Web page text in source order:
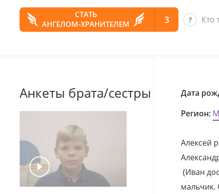
СТАТЬ
АНГЕЛОМ-ХРАНИТЕЛЕМ
3 Кто
Анкеты брата/сестры
Дата
Регион:
Алексей
(Иван
мальчик.